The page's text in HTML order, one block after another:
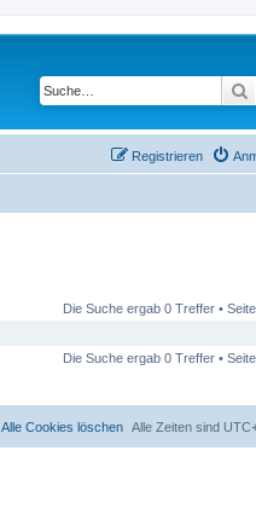
Registrieren
Die Suche ergab 0 Treffer • Seite
Die Suche ergab 0 Treffer • Seite
Alle Zeiten sind
Alle Cookies löschen